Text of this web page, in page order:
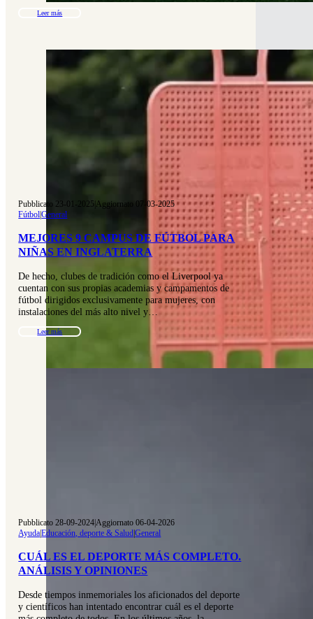
Leer más
Pubblicato 23-01-2025|Aggiornato 07-03-2025
Fútbol|General
MEJORES 9 CAMPUS DE FÚTBOL PARA
NIÑAS EN INGLATERRA
De hecho, clubes de tradición como el Liverpool ya
cuentan con sus propias academias y campamentos de
fútbol dirigidos exclusivamente para mujeres, con
instalaciones del más alto nivel y…
Leer más
Pubblicato 28-09-2024|Aggiornato 06-04-2026
Ayuda|Educación, deporte & Salud|General
CUÁL ES EL DEPORTE MÁS COMPLETO.
ANÁLISIS Y OPINIONES
Desde tiempos inmemoriales los aficionados del deporte
y científicos han intentado encontrar cuál es el deporte